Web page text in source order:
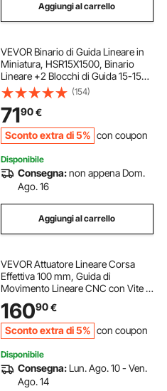
Aggiungi al carrello
VEVOR Binario di Guida Lineare in
Miniatura, HSR15X1500, Binario
Lineare +2 Blocchi di Guida 15-1550
mm, Binari Lineari CNC, per Router
CNC / Smerigliatrice CNC / Stampa
di Macchine Industriali
(154)
7190€
Sconto extra di 5% con coupon
Disponibile
Consegna:non appena Dom.
Ago. 16
Aggiungi al carrello
VEVOR Attuatore Lineare Corsa
Effettiva 100 mm, Guida di
Movimento Lineare CNC con Vite a
Sfere, Doppio Asse Ottico, Alta
Precisione C7, Blocco Scorrevole
con Cuscinetto per Asse XYZ del
Router CNC
16090€
Sconto extra di 5% con coupon
Disponibile
Consegna: Lun. Ago. 10 - Ven.
Ago. 14